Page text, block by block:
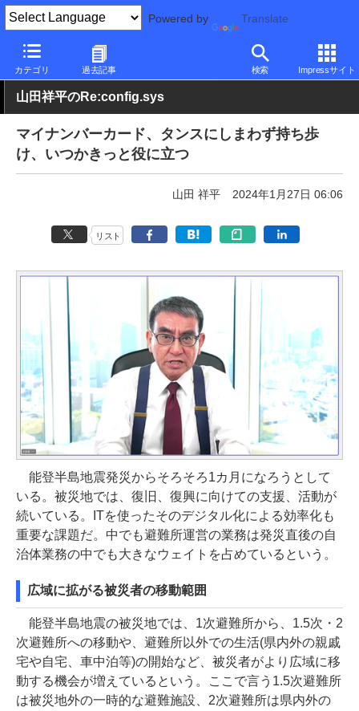
Powered by Translate
カテゴリ 過去記事 検索 Impressサイト
PC Watch 市場 サービス
山田祥平のRe:config.sys
マイナンバーカード、タンスにしまわず持ち歩
け、いつかきっと役に立つ
山田 祥平 2024年1月27日 06:06
リスト
能登半島地震発災からそろそろ1カ月になろうとして
いる。被災地では、復旧、復興に向けての支援、活動が
続いている。ITを使ったそのデジタル化による効率化も
重要な課題だ。中でも避難所運営の業務は発災直後の自
治体業務の中でも大きなウェイトを占めているという。
広域に拡がる被災者の移動範囲
能登半島地震の被災地では、1次避難所から、1.5次・2
次避難所への移動や、避難所以外での生活(県内外の親戚
宅や自宅、車中泊等)の開始など、被災者がより広域に移
動する機会が増えているという。ここで言う1.5次避難所
は被災地外の一時的な避難施設、2次避難所は県内外の